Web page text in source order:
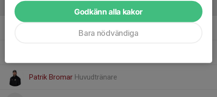
Ledare
Patrik Bromar Huvudtränare
Godkänn alla kakor
Bara nödvändiga